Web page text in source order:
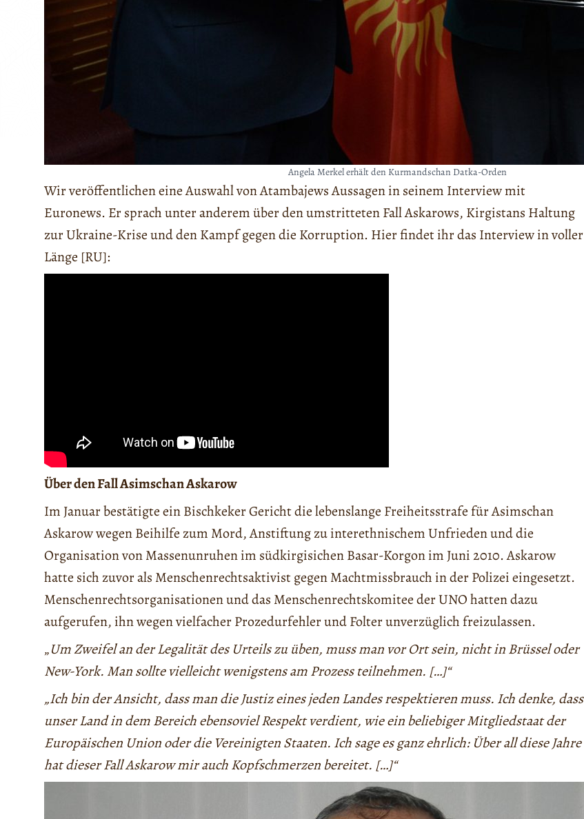
Angela Merkel erhält den Kurmandschan Datka-Orden
Wir veröffentlichen eine Auswahl von Atambajews Aussagen in seinem Interview mit
Euronews. Er sprach unter anderem über den umstritteten Fall Askarows, Kirgistans Haltung
zur Ukraine-Krise und den Kampf gegen die Korruption. Hier findet ihr das Interview in voller
Länge [RU]:
Über den Fall Asimschan Askarow
Im Januar bestätigte ein Bischkeker Gericht die lebenslange Freiheitsstrafe für Asimschan
Askarow wegen Beihilfe zum Mord, Anstiftung zu interethnischem Unfrieden und die
Organisation von Massenunruhen im südkirgisichen Basar-Korgon im Juni 2010. Askarow
hatte sich zuvor als Menschenrechtsaktivist gegen Machtmissbrauch in der Polizei eingesetzt.
Menschenrechtsorganisationen und das Menschenrechtskomitee der UNO hatten dazu
aufgerufen, ihn wegen vielfacher Prozedurfehler und Folter unverzüglich freizulassen.
„Um Zweifel an der Legalität des Urteils zu üben, muss man vor Ort sein, nicht in Brüssel oder
New-York. Man sollte vielleicht wenigstens am Prozess teilnehmen. […]“
„Ich bin der Ansicht, dass man die Justiz eines jeden Landes respektieren muss. Ich denke, dass
unser Land in dem Bereich ebensoviel Respekt verdient, wie ein beliebiger Mitgliedstaat der
Europäischen Union oder die Vereinigten Staaten. Ich sage es ganz ehrlich: Über all diese Jahre
hat dieser Fall Askarow mir auch Kopfschmerzen bereitet. […]“